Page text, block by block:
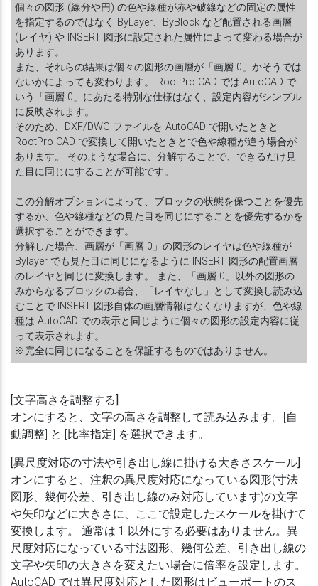
個々の図形 (線分や円) の色や線種が赤や破線などの固定の属性
を指定するのではなく ByLayer、ByBlock など配置される画層
(レイヤ) や INSERT 図形に設定された属性によって変わる場合が
あります。
また、それらの結果は個々の図形の画層が「画層 0」かそうでは
ないかによっても変わります。 RootPro CAD では AutoCAD で
いう「画層 0」にあたる特別な仕様はなく、設定内容がシンプル
に反映されます。
そのため、DXF/DWG ファイルを AutoCAD で開いたときと
RootPro CAD で変換して開いたときとで色や線種が違う場合が
あります。 そのような場合に、分解することで、できるだけ見
た目に同じにすることが可能です。
この分解オプションによって、ブロックの状態を保つことを優先
するか、色や線種などの見た目を同じにすることを優先するかを
選択することができます。
分解した場合、画層が「画層 0」の図形のレイヤは色や線種が
Bylayer でも見た目に同じになるように INSERT 図形の配置画層
のレイヤと同じに変換します。 また、「画層 0」以外の図形の
みからなるブロックの場合、「レイヤなし」として変換し読み込
むことで INSERT 図形自体の画層情報はなくなりますが、色や線
種は AutoCAD での表示と同じように個々の図形の設定内容に従
って表示されます。
※完全に同じになることを保証するものではありません。
[文字高さを調整する]
オンにすると、文字の高さを調整して読み込みます。[自
動調整] と [比率指定] を選択できます。
[異尺度対応の寸法や引き出し線に掛ける大きさスケール]
オンにすると、注釈の異尺度対応になっている図形(寸法
図形、幾何公差、引き出し線のみ対応しています)の文字
や矢印などに大きさに、ここで設定したスケールを掛けて
変換します。 通常は 1 以外にする必要はありません。異
尺度対応になっている寸法図形、幾何公差、引き出し線の
文字や矢印の大きさを変えたい場合に倍率を設定します。
AutoCAD では異尺度対応とした図形はビューポートのス